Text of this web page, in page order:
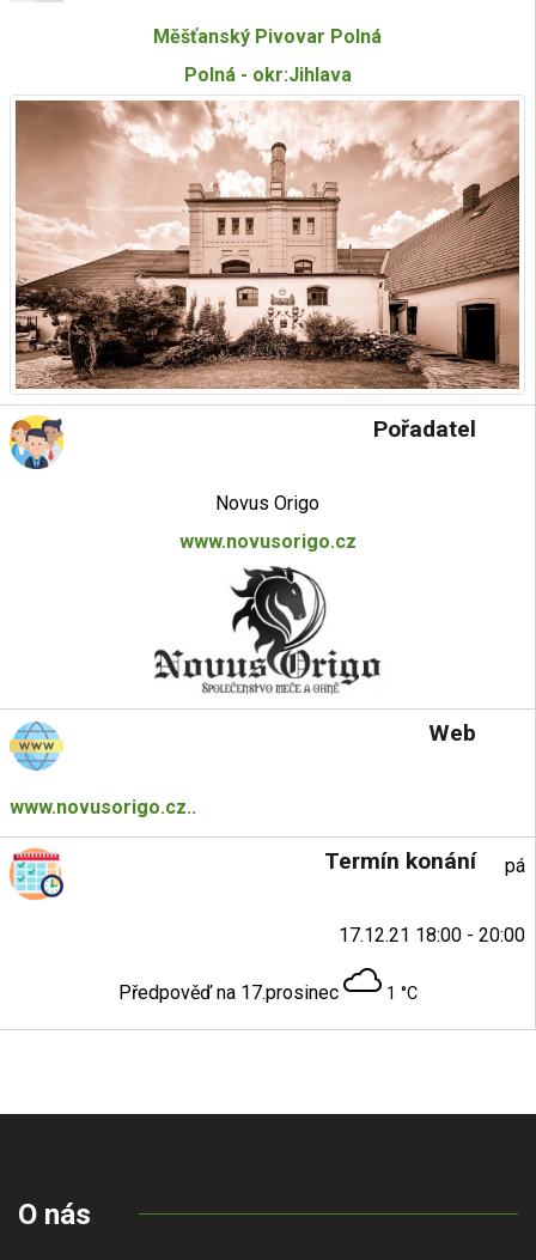
Měšťanský Pivovar Polná
Polná - okr:Jihlava
Pořadatel
Novus Origo
www.novusorigo.cz
Web
www.novusorigo.cz..
Termín konání pá
17.12.21 18:00 - 20:00
Předpověď na 17.prosinec 1 °C
O nás